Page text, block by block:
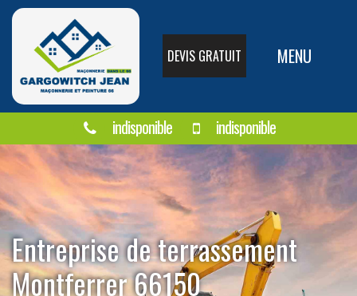
DEVIS GRATUIT MENU
indisponible indisponible
Entreprise de terrassement
Montferrer 66150